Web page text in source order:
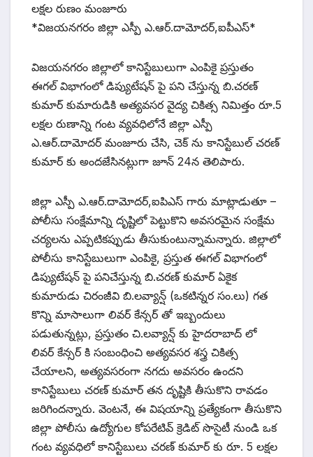
లక్షల రుణం మంజూరు
*విజయనగరం జిల్లా ఎస్పీ ఎ.ఆర్.దామోదర్,ఐపీఎస్*
విజయనగరం జిల్లాలో కానిస్టేబులుగా ఎంపికై ప్రస్తుతం
ఈగల్ విభాగంలో డిప్యుటేషన్ పై పని చేస్తున్న బి.చరణ్
కుమార్ కుమారుడికి అత్యవసర వైద్య చికిత్స నిమిత్తం రూ.5
లక్షల రుణాన్ని గంట వ్యవధిలోనే జిల్లా ఎస్పీ
ఎ.ఆర్.దామోదర్ మంజూరు చేసి, చెక్ ను కానిస్టేబుల్ చరణ్
కుమార్ కు అందజేసినట్లుగా జూన్ 24న తెలిపారు.
జిల్లా ఎస్పీ ఎ.ఆర్.దామోదర్,ఐపిఎస్ గారు మాట్లాడుతూ –
పోలీసు సంక్షేమాన్ని దృష్టిలో పెట్టుకొని అవసరమైన సంక్షేమ
చర్యలను ఎప్పటికప్పుడు తీసుకుంటున్నామన్నారు. జిల్లాలో
పోలీసు కానిస్టేబులుగా ఎంపికై, ప్రస్తుత ఈగల్ విభాగంలో
డిప్యుటేషన్ పై పనిచేస్తున్న బి.చరణ్ కుమార్ ఏకైక
కుమారుడు చిరంజీవి బి.లవ్యాన్ష్ (ఒకటిన్నర సం.లు) గత
కొన్ని మాసాలుగా లివర్ కేన్సర్ తో ఇబ్బందులు
పడుతున్నట్లు, ప్రస్తుతం చి.లవ్యాన్ష్ కు హైదరాబాద్ లో
లివర్ కేన్సర్ కి సంబంధించి అత్యవసర శస్త్ర చికిత్స
చేయాలని, అత్యవసరంగా నగదు అవసరం ఉందని
కానిస్టేబులు చరణ్ కుమార్ తన దృష్టికి తీసుకొని రావడం
జరిగిందన్నారు. వెంటనే, ఈ విషయాన్ని ప్రత్యేకంగా తీసుకొని
జిల్లా పోలీసు ఉద్యోగుల కోపరేటివ్ క్రెడిట్ సొసైటీ నుండి ఒక
గంట వ్యవధిలో కానిస్టేబులు చరణ్ కుమార్ కు రూ. 5 లక్షల